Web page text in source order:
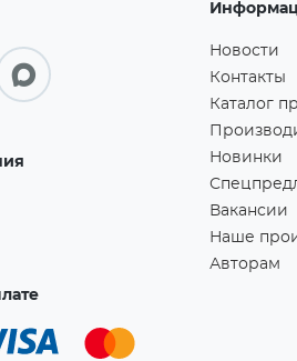
Новости
Контакты
Каталог
Новинки
Вакансии
Наше
Авторам